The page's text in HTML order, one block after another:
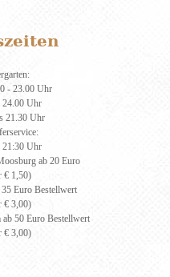
- 23.00 Uhr
Uhr
21.30 Uhr
Uhr
ab 20 Euro
€ 1,50)
Euro Bestellwert
€ 3,00)
50 Euro Bestellwert
€ 3,00)